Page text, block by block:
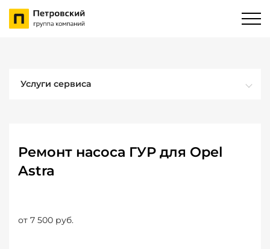
Услуги сервиса
Ремонт насоса ГУР для Opel
Astra
от 7 500 руб.